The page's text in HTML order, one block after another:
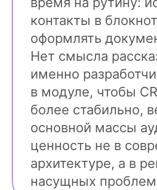
контакты в
оформлять
Нет смысла
именно
в модуле, чтобы
более стабильно,
основной массы
ценность не в
архитектуре, а в
насущных проблем